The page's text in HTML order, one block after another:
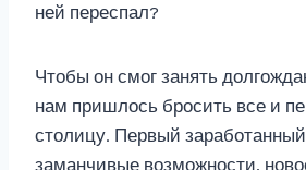
ней переспал?
Чтобы он смог занять
нам пришлось бросить все и
столицу. Первый
заманчивые возможности,